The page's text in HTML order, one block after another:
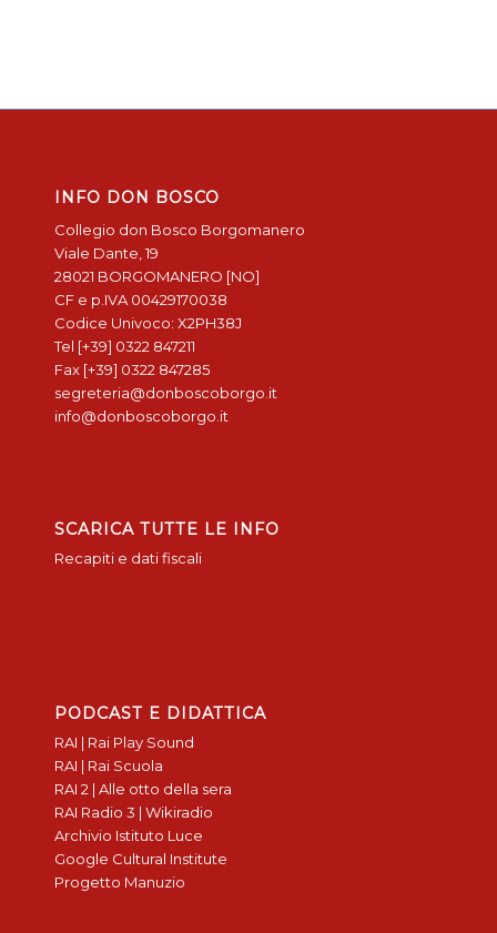
INFO DON BOSCO
Collegio don Bosco Borgomanero
Viale Dante, 19
28021 BORGOMANERO [NO]
CF e p.IVA 00429170038
Codice Univoco: X2PH38J
Tel [+39] 0322 847211
Fax [+39] 0322 847285
segreteria@donboscoborgo.it
info@donboscoborgo.it
SCARICA TUTTE LE INFO
Recapiti e dati fiscali
PODCAST E DIDATTICA
RAI | Rai Play Sound
RAI | Rai Scuola
RAI 2 | Alle otto della sera
RAI Radio 3 | Wikiradio
Archivio Istituto Luce
Google Cultural Institute
Progetto Manuzio